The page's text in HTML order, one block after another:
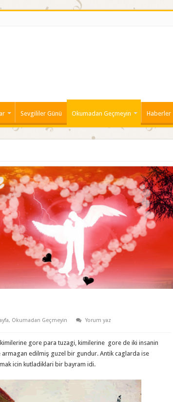
Sevgililer Günü Okumadan Geçmeyin Haberler
, Okumadan Geçmeyin
Yorum yaz
gore para tuzagi, kimilerine gore de iki insanin
edilmiş guzel bir gundur. Antik caglarda ise
icin kutladiklari bir bayram idi.